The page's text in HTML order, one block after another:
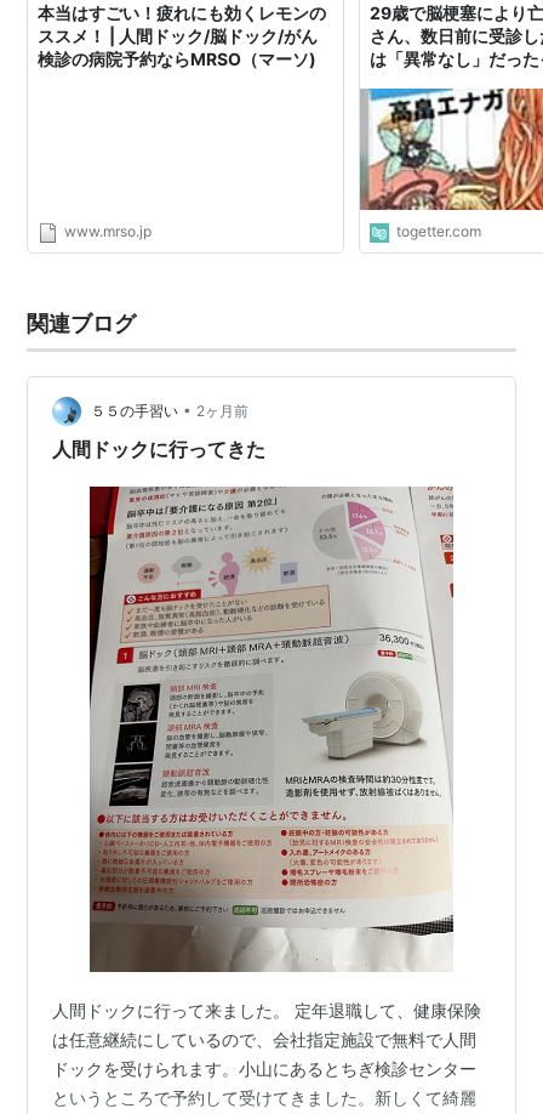
本当はすごい！疲れにも効くレモンの
ススメ！ | 人間ドック/脳ドック/がん
検診の病院予約ならMRSO（マーソ)
www.mrso.jp
29歳で脳梗塞により
さん、数日前に受診
は「異常なし」だっ
togetter.com
関連ブログ
５５の手習い • 2ヶ月前
人間ドックに行ってきた
人間ドックに行って来ました。 定年退職して、健康保険
は任意継続にしているので、会社指定施設で無料で人間
ドックを受けられます。小山にあるとちぎ検診センター
というところで予約して受けてきました。新しくて綺麗